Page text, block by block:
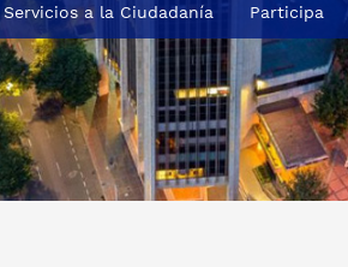
a la Ciudadanía Participa
Universitaria Iberoamericana